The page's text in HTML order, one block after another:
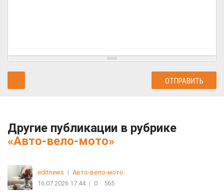
Другие публикации в рубрике
«Авто-вело-мото»
editnews | Авто-вело-мото
16.07.2026 17:44 | 0 565